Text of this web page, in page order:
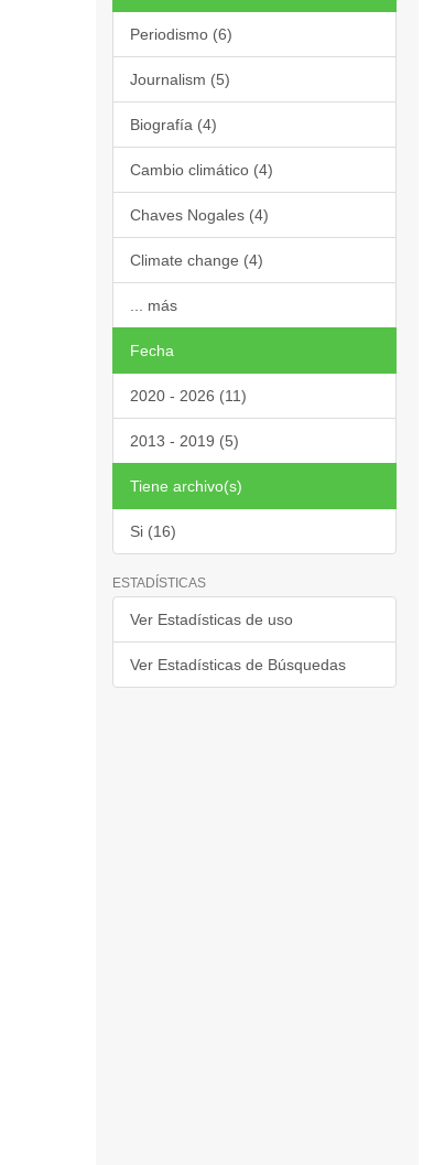
Periodismo (6)
Journalism (5)
Biografía (4)
Cambio climático (4)
Chaves Nogales (4)
Climate change (4)
... más
Fecha
2020 - 2026 (11)
2013 - 2019 (5)
Tiene archivo(s)
Si (16)
ESTADÍSTICAS
Ver Estadísticas de uso
Ver Estadísticas de Búsquedas